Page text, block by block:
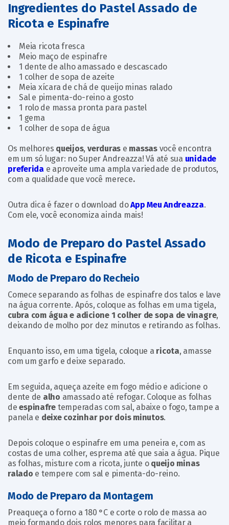
Ingredientes do Pastel Assado de
Ricota e Espinafre
Meia ricota fresca
Meio maço de espinafre
1 dente de alho amassado e descascado
1 colher de sopa de azeite
Meia xícara de chá de queijo minas ralado
Sal e pimenta-do-reino a gosto
1 rolo de massa pronta para pastel
1 gema
1 colher de sopa de água
Os melhores queijos, verduras e massasvocê encontra
em um só lugar: no Super Andreazza! Vá até sua unidade
preferida e aproveite uma ampla variedade de produtos,
com a qualidade que você merece.
Outra dica é fazer o download doApp Meu Andreazza.
Com ele, você economiza ainda mais!
Modo de Preparo do Pastel Assado
de Ricota e Espinafre
Modo de Preparo do Recheio
Comece separando as folhas de espinafre dos talos e lave
na água corrente. Após, coloque as folhas em uma tigela,
cubra com água e adicione 1 colher de sopa de vinagre,
deixando de molho por dez minutos e retirando as folhas.
Enquanto isso, em uma tigela, coloque a ricota, amasse
com um garfo e deixe separado.
Em seguida, aqueça azeite em fogo médio e adicione o
dente de alho amassado até refogar. Coloque as folhas
deespinafre temperadas com sal, abaixe o fogo, tampe a
panela e deixe cozinhar por dois minutos.
Depois coloque o espinafre em uma peneira e, com as
costas de uma colher, esprema até que saia a água. Pique
as folhas, misture com a ricota, junte o queijo minas
ralado e tempere com sal e pimenta-do-reino.
Modo de Preparo da Montagem
Preaqueça o forno a 180 °C e corte o rolo de massa ao
meio formando dois rolos menores para facilitar a